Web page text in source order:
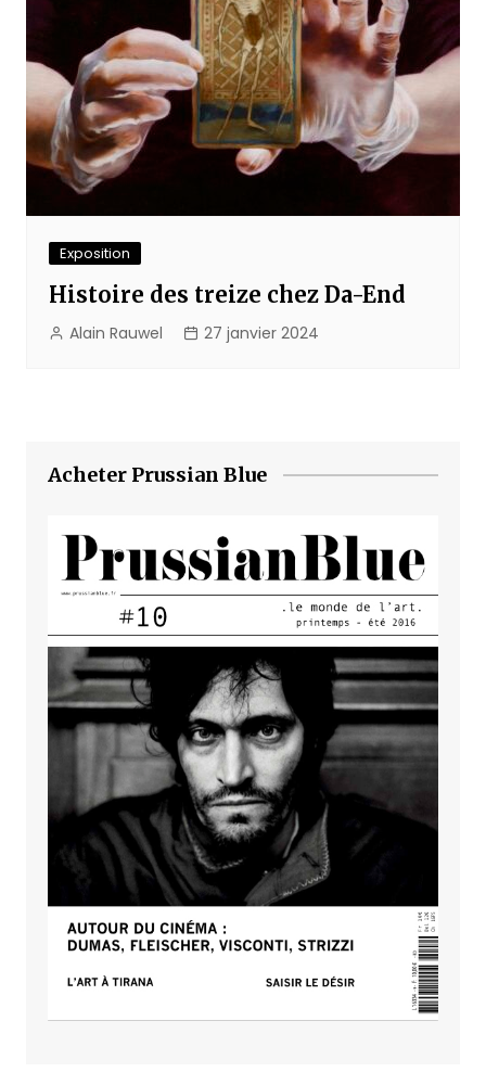
Exposition
Histoire des treize chez Da-End
Alain Rauwel 27 janvier 2024
Acheter Prussian Blue